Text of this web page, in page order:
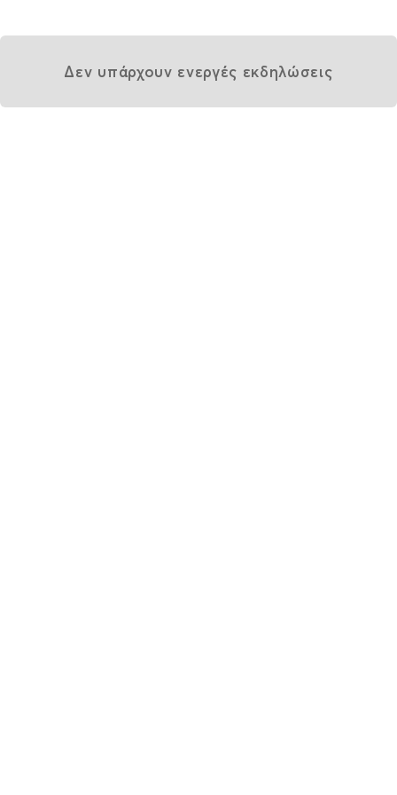
Δεν υπάρχουν ενεργές εκδηλώσεις